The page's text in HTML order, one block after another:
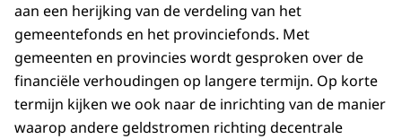
aan een herijking van de verdeling van het
gemeentefonds en het provinciefonds. Met
gemeenten en provincies wordt gesproken over de
financiële verhoudingen op langere termijn. Op korte
termijn kijken we ook naar de inrichting van de manier
waarop andere geldstromen richting decentrale